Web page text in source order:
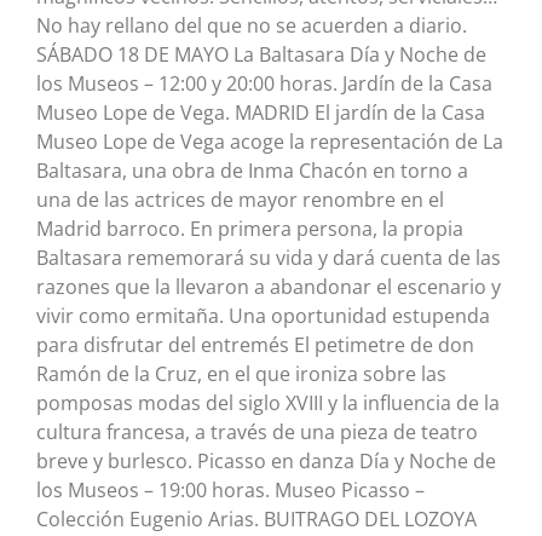
No hay rellano del que no se acuerden a diario.
SÁBADO 18 DE MAYO La Baltasara Día y Noche de
los Museos – 12:00 y 20:00 horas. Jardín de la Casa
Museo Lope de Vega. MADRID El jardín de la Casa
Museo Lope de Vega acoge la representación de La
Baltasara, una obra de Inma Chacón en torno a
una de las actrices de mayor renombre en el
Madrid barroco. En primera persona, la propia
Baltasara rememorará su vida y dará cuenta de las
razones que la llevaron a abandonar el escenario y
vivir como ermitaña. Una oportunidad estupenda
para disfrutar del entremés El petimetre de don
Ramón de la Cruz, en el que ironiza sobre las
pomposas modas del siglo XVIII y la influencia de la
cultura francesa, a través de una pieza de teatro
breve y burlesco. Picasso en danza Día y Noche de
los Museos – 19:00 horas. Museo Picasso –
Colección Eugenio Arias. BUITRAGO DEL LOZOYA